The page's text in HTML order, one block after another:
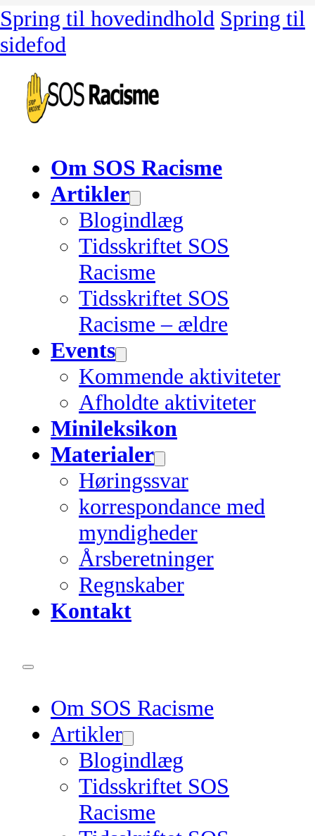
Spring til hovedindhold Spring til
sidefod
Om SOS Racisme
Artikler
Blogindlæg
Tidsskriftet SOS
Racisme
Tidsskriftet SOS
Racisme – ældre
Events
Kommende aktiviteter
Afholdte aktiviteter
Minileksikon
Materialer
Høringssvar
korrespondance med
myndigheder
Årsberetninger
Regnskaber
Kontakt
Om SOS Racisme
Artikler
Blogindlæg
Tidsskriftet SOS
Racisme